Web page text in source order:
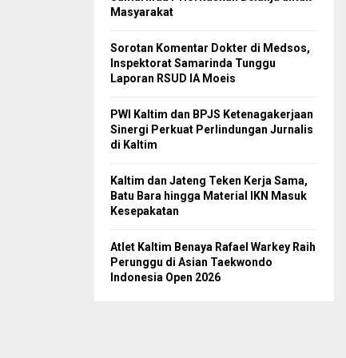
Masyarakat
Sorotan Komentar Dokter di Medsos,
Inspektorat Samarinda Tunggu
Laporan RSUD IA Moeis
PWI Kaltim dan BPJS Ketenagakerjaan
Sinergi Perkuat Perlindungan Jurnalis
di Kaltim
Kaltim dan Jateng Teken Kerja Sama,
Batu Bara hingga Material IKN Masuk
Kesepakatan
Atlet Kaltim Benaya Rafael Warkey Raih
Perunggu di Asian Taekwondo
Indonesia Open 2026